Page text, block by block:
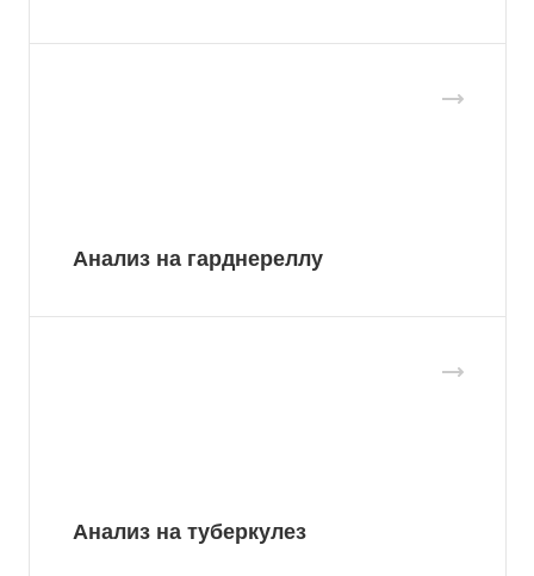
Анализ на гарднереллу
Анализ на туберкулез